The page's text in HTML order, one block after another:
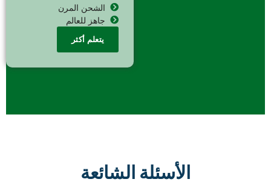
الشحن المرن
جاهز للعالم
يتعلم أكثر
الأسئلة الشائعة